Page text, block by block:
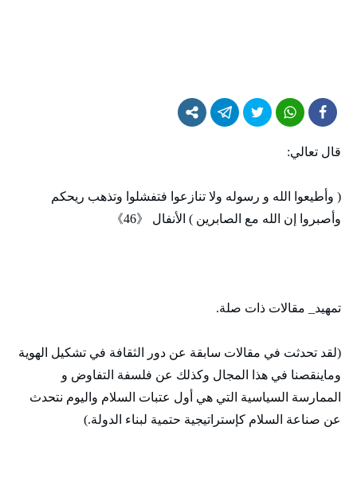
قال تعالي:
( وأطيعوا الله و رسوله ولا تنازعوا فتفشلوا وتذهب ريحكم
وأصبروا إن الله مع الصابرين ) الأنفال 《46》
تمھيد_ مقالات ذات صلة.
(لقد تحدثت في مقالات سابقة عن دور الثقافة في تشكيل الھوية
وماينقصنا في ھذا المجال وكذلك عن فلسفة التفاوض و
الممارسة السياسية التي ھي أول عتبات السلام واليوم نتحدث
عن صناعة السلام كإستراتيجية حتمية لبناء الدولة.)